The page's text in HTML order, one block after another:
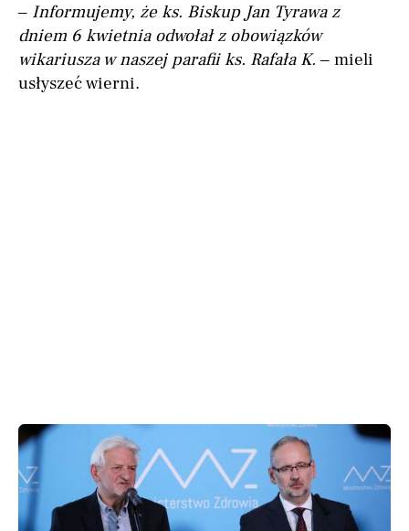
– Informujemy, że ks. Biskup Jan Tyrawa z
dniem 6 kwietnia odwołał z obowiązków
wikariusza w naszej parafii ks. Rafała K. – mieli
usłyszeć wierni.